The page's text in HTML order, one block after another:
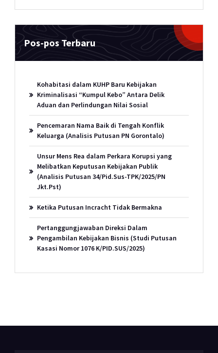
Pos-pos Terbaru
Kohabitasi dalam KUHP Baru Kebijakan
Kriminalisasi “Kumpul Kebo” Antara Delik
Aduan dan Perlindungan Nilai Sosial
Pencemaran Nama Baik di Tengah Konflik
Keluarga (Analisis Putusan PN Gorontalo)
Unsur Mens Rea dalam Perkara Korupsi yang
Melibatkan Keputusan Kebijakan Publik
(Analisis Putusan 34/Pid.Sus-TPK/2025/PN
Jkt.Pst)
Ketika Putusan Incracht Tidak Bermakna
Pertanggungjawaban Direksi Dalam
Pengambilan Kebijakan Bisnis (Studi Putusan
Kasasi Nomor 1076 K/PID.SUS/2025)